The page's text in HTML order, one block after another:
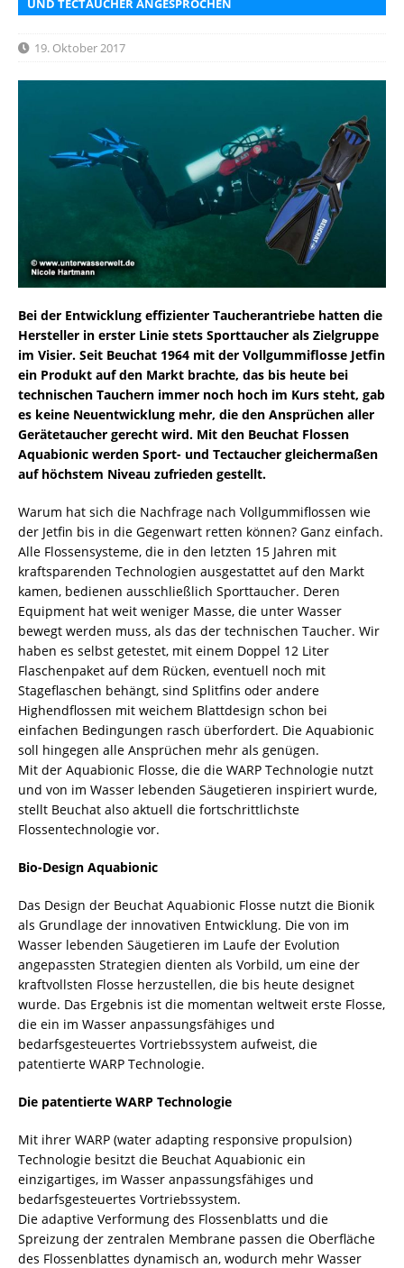
UND TECTAUCHER ANGESPROCHEN
19. Oktober 2017
Bei der Entwicklung effizienter Taucherantriebe hatten die
Hersteller in erster Linie stets Sporttaucher als Zielgruppe
im Visier. Seit Beuchat 1964 mit der Vollgummiflosse Jetfin
ein Produkt auf den Markt brachte, das bis heute bei
technischen Tauchern immer noch hoch im Kurs steht, gab
es keine Neuentwicklung mehr, die den Ansprüchen aller
Gerätetaucher gerecht wird. Mit den Beuchat Flossen
Aquabionic werden Sport- und Tectaucher gleichermaßen
auf höchstem Niveau zufrieden gestellt.
Warum hat sich die Nachfrage nach Vollgummiflossen wie
der Jetfin bis in die Gegenwart retten können? Ganz einfach.
Alle Flossensysteme, die in den letzten 15 Jahren mit
kraftsparenden Technologien ausgestattet auf den Markt
kamen, bedienen ausschließlich Sporttaucher. Deren
Equipment hat weit weniger Masse, die unter Wasser
bewegt werden muss, als das der technischen Taucher. Wir
haben es selbst getestet, mit einem Doppel 12 Liter
Flaschenpaket auf dem Rücken, eventuell noch mit
Stageflaschen behängt, sind Splitfins oder andere
Highendflossen mit weichem Blattdesign schon bei
einfachen Bedingungen rasch überfordert. Die Aquabionic
soll hingegen alle Ansprüchen mehr als genügen.
Mit der Aquabionic Flosse, die die WARP Technologie nutzt
und von im Wasser lebenden Säugetieren inspiriert wurde,
stellt Beuchat also aktuell die fortschrittlichste
Flossentechnologie vor.
Bio-Design Aquabionic
Das Design der Beuchat Aquabionic Flosse nutzt die Bionik
als Grundlage der innovativen Entwicklung. Die von im
Wasser lebenden Säugetieren im Laufe der Evolution
angepassten Strategien dienten als Vorbild, um eine der
kraftvollsten Flosse herzustellen, die bis heute designet
wurde. Das Ergebnis ist die momentan weltweit erste Flosse,
die ein im Wasser anpassungsfähiges und
bedarfsgesteuertes Vortriebssystem aufweist, die
patentierte WARP Technologie.
Die patentierte WARP Technologie
Mit ihrer WARP (water adapting responsive propulsion)
Technologie besitzt die Beuchat Aquabionic ein
einzigartiges, im Wasser anpassungsfähiges und
bedarfsgesteuertes Vortriebssystem.
Die adaptive Verformung des Flossenblatts und die
Spreizung der zentralen Membrane passen die Oberfläche
des Flossenblattes dynamisch an, wodurch mehr Wasser